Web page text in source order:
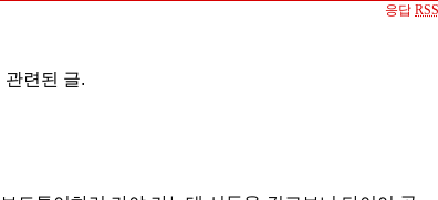
응답 RSS
관련된 글.